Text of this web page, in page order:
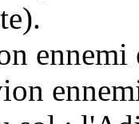
ennemi